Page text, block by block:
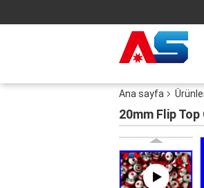
Ana sayfa
20mm Flip